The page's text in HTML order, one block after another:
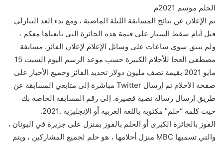
الحلم موسم 2021م
تم الإعلان عن نتائج المسابقة الليلة الماضية ، ومع بدء العد التنازلي
قبل أيام سقط الستار على قيمة هذه الجائزة التي تابعناها معكم ،
ولم يتبق سوى ساعات على وسائل الإعلام لإعلان الفائز. مسابقة
مصطفى العجا للأحلام الكبيرة حسب موعد الرسم اليوم السبت 15
مايو 2021 بقيمة نصف مليون دولار تحديد الفائز وجميع الأخبار على
صفحة الأحلام تم إرسال Twitter مباشرة إلى متابعي المسابقة عن
طريق إرسال رسالة نصية قصيرة. إلى رقم المسابقة الخاصة بك
حيث كلمة “حلم” مكتوبة باللغة العربية أو الإنجليزية .2021.
الفوز بالجائزة الكبرى أو الحلم بالفوز بمنزل على جزيرة في اليونان ،
والتي تسميها MBC منزل أحلامها ، هو حلم لجميع المشاركين ، ويتم